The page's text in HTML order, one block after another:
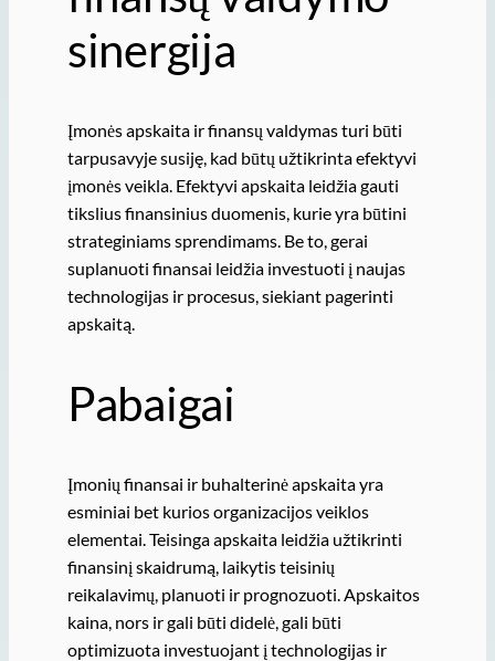
sinergija
Įmonės apskaita ir finansų valdymas turi būti
tarpusavyje susiję, kad būtų užtikrinta efektyvi
įmonės veikla. Efektyvi apskaita leidžia gauti
tikslius finansinius duomenis, kurie yra būtini
strateginiams sprendimams. Be to, gerai
suplanuoti finansai leidžia investuoti į naujas
technologijas ir procesus, siekiant pagerinti
apskaitą.
Pabaigai
Įmonių finansai ir buhalterinė apskaita yra
esminiai bet kurios organizacijos veiklos
elementai. Teisinga apskaita leidžia užtikrinti
finansinį skaidrumą, laikytis teisinių
reikalavimų, planuoti ir prognozuoti. Apskaitos
kaina, nors ir gali būti didelė, gali būti
optimizuota investuojant į technologijas ir